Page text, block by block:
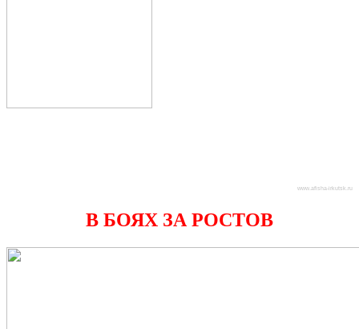
www.afisha-irkutsk.ru
В БОЯХ ЗА РОСТОВ